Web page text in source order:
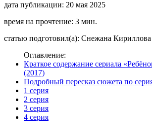
дата публикации: 20 мая 2025
время на прочтение: 3 мин.
статью подготовил(а): Снежана Кириллова
Оглавление:
Краткое содержание сериала
(2017)
Подробный пересказ сюжета по
1 серия
2 серия
3 серия
4 серия